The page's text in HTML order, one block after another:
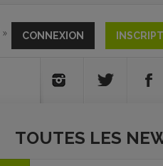
» CONNEXION
TOUTES LES